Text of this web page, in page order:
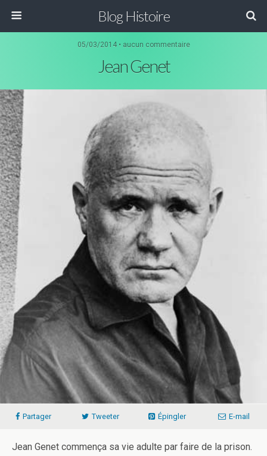
Blog Histoire
05/03/2014 • aucun commentaire
Jean Genet
Partager Tweeter Épingler E-mail
Jean Genet commença sa vie adulte par faire de la prison.